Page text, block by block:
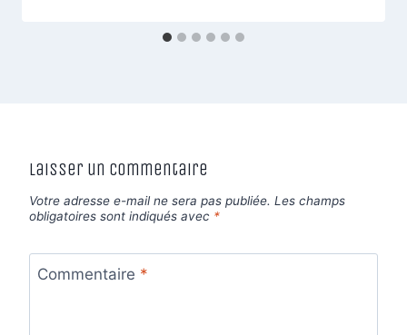
Laisser un commentaire
Votre adresse e-mail ne sera pas publiée. Les champs
obligatoires sont indiqués avec *
Commentaire *